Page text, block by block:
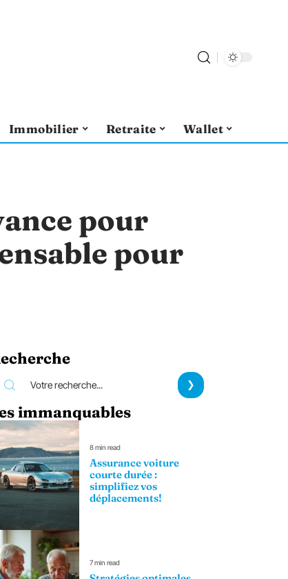
Immobilier Retraite Wallet
pour
pour
immanquables
8 min read
Assurance voiture
courte durée :
simplifiez vos
déplacements!
7 min read